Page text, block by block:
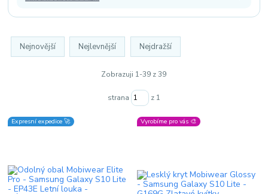
Nejnovější Nejlevnější Nejdražší
Zobrazuji 1-39 z 39
strana z 1
Expresní expedice 🚀 Vyrobíme pro vás 🎨